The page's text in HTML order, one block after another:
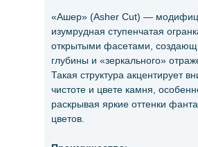
«Ашер» (Asher Cut) —
изумрудная ступенчатая
открытыми фасетами,
глубины и «зеркального»
Такая структура акцентирует
чистоте и цвете камня,
раскрывая яркие оттенки
цветов.